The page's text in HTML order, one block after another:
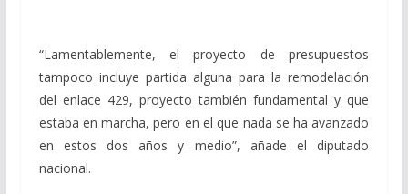
“Lamentablemente, el proyecto de presupuestos
tampoco incluye partida alguna para la remodelación
del enlace 429, proyecto también fundamental y que
estaba en marcha, pero en el que nada se ha avanzado
en estos dos años y medio”, añade el diputado
nacional.